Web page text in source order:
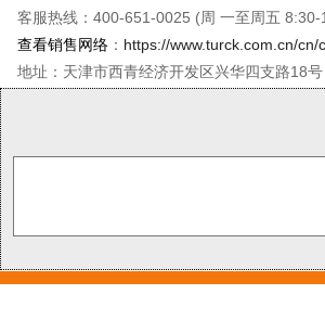
客服热线：400-651-0025 (周 一至周五 8:30-
查看销售网络 ： https://www.turck.com.cn/
地址：天津市西青经济开发区兴华四支路18号